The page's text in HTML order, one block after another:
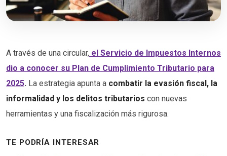
A través de una circular, el Servicio de Impuestos Internos
dio a conocer su Plan de Cumplimiento Tributario para
2025. La estrategia apunta a combatir la evasión fiscal, la
informalidad y los delitos tributarios con nuevas
herramientas y una fiscalización más rigurosa.
TE PODRÍA INTERESAR